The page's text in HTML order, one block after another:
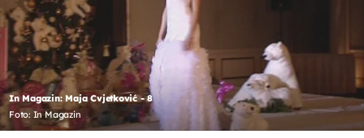
In Magazin: Maja Cvjetković - 8
Foto: In Magazin